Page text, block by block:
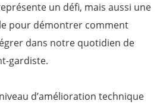
un défi, mais aussi une
pour démontrer comment
dans notre quotidien de
gardiste.
d’amélioration technique